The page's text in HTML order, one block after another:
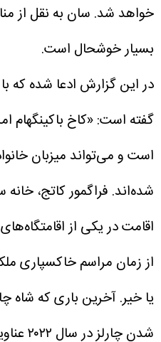
خواهد شد. سان به نقل از
بسیار خوشحال است.
در این گزارش ادعا شده که
گفته است: «کاخ باکینگهام
است و می‌تواند میزبان
شده‌اند. فراگمور کاتج، خانه سابق هری و مگان، از
اقامت در یکی از
یا خیر.آخرین باری که شاه
شدن چارلز در سال ۲۰۲۲ عناوین شاهزاده و شاهدخت را دریافت کردند، اکنون در رده‌های ششم و هفتم جانشینی تاج‌وتخت بریتانیا قرار دارند.